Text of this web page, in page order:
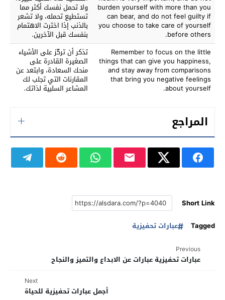
burden yourself with more than you
can bear, and do not feel guilty if
you choose to take care of yourself
before others.
ولا تحمل نفسك أكثر مما
تستطيع تحمله، ولا تشعر
بالذنب إذا اخترت الاهتمام
بنفسك قبل الآخرين.
Remember to focus on the little
things that can give you happiness,
and stay away from comparisons
that bring you negative feelings
about yourself.
تذكر أن تركّز على الأشياء
الصغيرة القادرة على
منحك السعادة، وابتعد عن
المقارنات التي تجلب لك
المشاعر السلبية لذاتك.
المراجع
Short Link
Tagged
عبارات تحفيزية
Previous
عبارات تحفيزية عبارات عن الابداع والتميز والنجاح
Next
أجمل عبارات تحفيزية للحياة